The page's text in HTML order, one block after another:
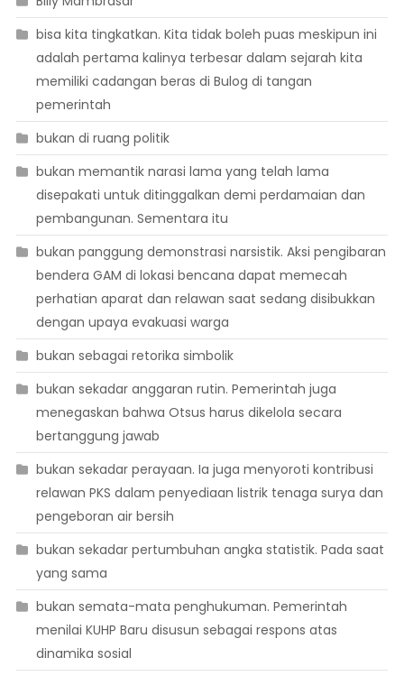
bisa kita tingkatkan. Kita tidak boleh puas meskipun ini
adalah pertama kalinya terbesar dalam sejarah kita
memiliki cadangan beras di Bulog di tangan
pemerintah
bukan di ruang politik
bukan memantik narasi lama yang telah lama
disepakati untuk ditinggalkan demi perdamaian dan
pembangunan. Sementara itu
bukan panggung demonstrasi narsistik. Aksi pengibaran
bendera GAM di lokasi bencana dapat memecah
perhatian aparat dan relawan saat sedang disibukkan
dengan upaya evakuasi warga
bukan sebagai retorika simbolik
bukan sekadar anggaran rutin. Pemerintah juga
menegaskan bahwa Otsus harus dikelola secara
bertanggung jawab
bukan sekadar perayaan. Ia juga menyoroti kontribusi
relawan PKS dalam penyediaan listrik tenaga surya dan
pengeboran air bersih
bukan sekadar pertumbuhan angka statistik. Pada saat
yang sama
bukan semata-mata penghukuman. Pemerintah
menilai KUHP Baru disusun sebagai respons atas
dinamika sosial